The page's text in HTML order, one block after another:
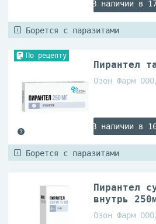
В наличии в
Борется с паразитами
По рецепту
Пирантел
Озон Фарм
В наличии в
Борется с паразитами
Пирантел
внутрь
Озон Фарм